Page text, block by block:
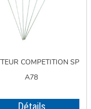
COMPETITION SP
A78
Détails